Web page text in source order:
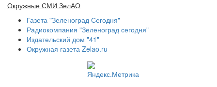
Окружные СМИ ЗелАО
Газета "Зеленоград Сегодня"
Радиокомпания "Зеленоград сегодня"
Издательский дом "41"
Окружная газета Zelao.ru